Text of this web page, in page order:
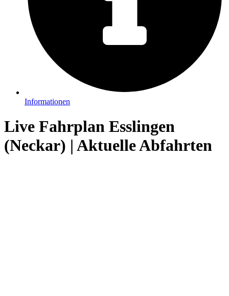
Informationen
Live Fahrplan Esslingen
(Neckar) | Aktuelle Abfahrten